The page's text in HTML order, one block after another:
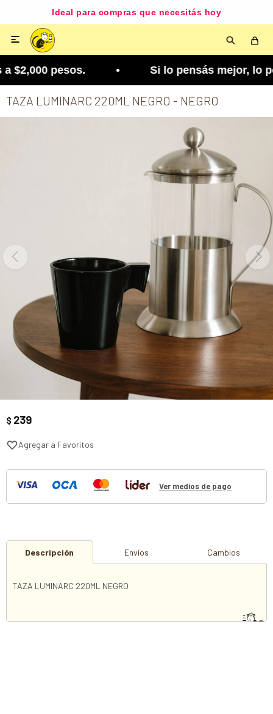
Ideal para compras que necesitás hoy

$2,000 pesos. • Si lo pensás mejor, lo
TAZA LUMINARC 220ML NEGRO - NEGRO
$ 239
Ver medios de pago
Descripción Envíos Cambios
TAZA LUMINARC 220ML NEGRO